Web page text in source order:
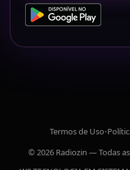
Termos de Uso•
© 2026 Radiozin — Todas